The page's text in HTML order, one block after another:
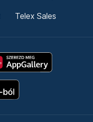
Telex Sales